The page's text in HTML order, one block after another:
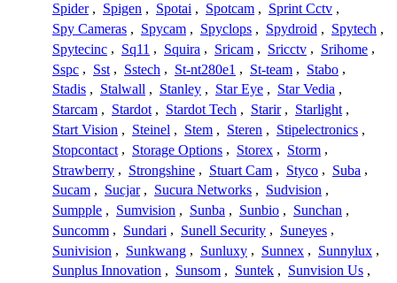
Spider , Spigen , Spotai , Spotcam , Sprint Cctv ,
Spy Cameras , Spycam , Spyclops , Spydroid , Spytech ,
Spytecinc , Sq11 , Squira , Sricam , Sricctv , Srihome ,
Sspc , Sst , Sstech , St-nt280e1 , St-team , Stabo ,
Stadis , Stalwall , Stanley , Star Eye , Star Vedia ,
Starcam , Stardot , Stardot Tech , Starir , Starlight ,
Start Vision , Steinel , Stem , Steren , Stipelectronics ,
Stopcontact , Storage Options , Storex , Storm ,
Strawberry , Strongshine , Stuart Cam , Styco , Suba ,
Sucam , Sucjar , Sucura Networks , Sudvision ,
Sumpple , Sumvision , Sunba , Sunbio , Sunchan ,
Suncomm , Sundari , Sunell Security , Suneyes ,
Sunivision , Sunkwang , Sunluxy , Sunnex , Sunnylux ,
Sunplus Innovation , Sunsom , Suntek , Sunvision Us ,